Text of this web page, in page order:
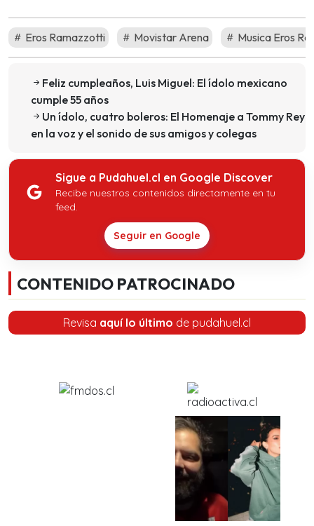
Eros Ramazzotti Movistar Arena Musica Eros
Feliz cumpleaños, Luis Miguel: El ídolo mexicano
cumple 55 años
Un ídolo, cuatro boleros: El Homenaje a Tommy Rey
en la voz y el sonido de sus amigos y colegas
Sigue a Pudahuel.cl en Google Discover
Recibe nuestros contenidos directamente en tu
feed.
Seguir en Google
CONTENIDO PATROCINADO
Revisa aquí lo último de pudahuel.cl